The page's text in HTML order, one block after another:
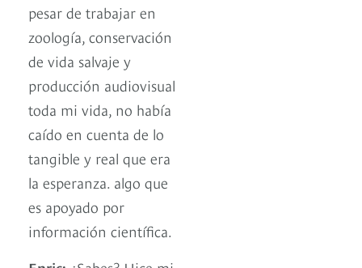
pesar de trabajar en
zoología, conservación
de vida salvaje y
producción audiovisual
toda mi vida, no había
caído en cuenta de lo
tangible y real que era
la esperanza. algo que
es apoyado por
información científica.